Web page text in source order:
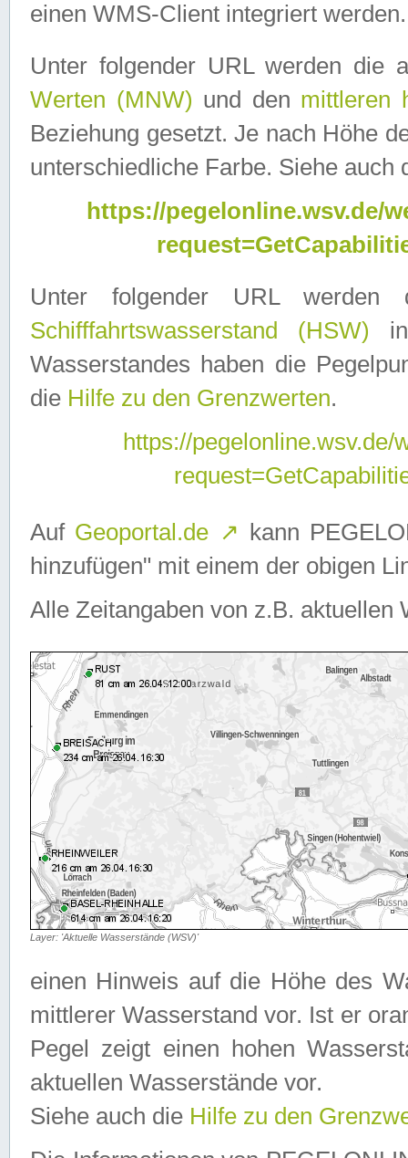
einen WMS-Client integriert werden.
Unter folgender URL werden die
Werten (MNW) und den mittleren
Beziehung gesetzt. Je nach Höhe
unterschiedliche Farbe. Siehe auch
https://pegelonline.wsv.de/
Unter folgender URL
Schifffahrtswasserstand (HSW)
Wasserstandes haben die
die Hilfe zu den Grenzwerten.
https://
Auf Geoportal.de ↗ kann
hinzufügen" mit einem der obigen
Alle Zeitangaben von z.B. aktuellen
Layer: 'Aktuelle Wasserstände (WSV)'
einen Hinweis auf die Höhe des
mittlerer Wasserstand vor. Ist er
Pegel zeigt einen hohen
aktuellen Wasserstände vor.
Siehe auch die Hilfe zu den